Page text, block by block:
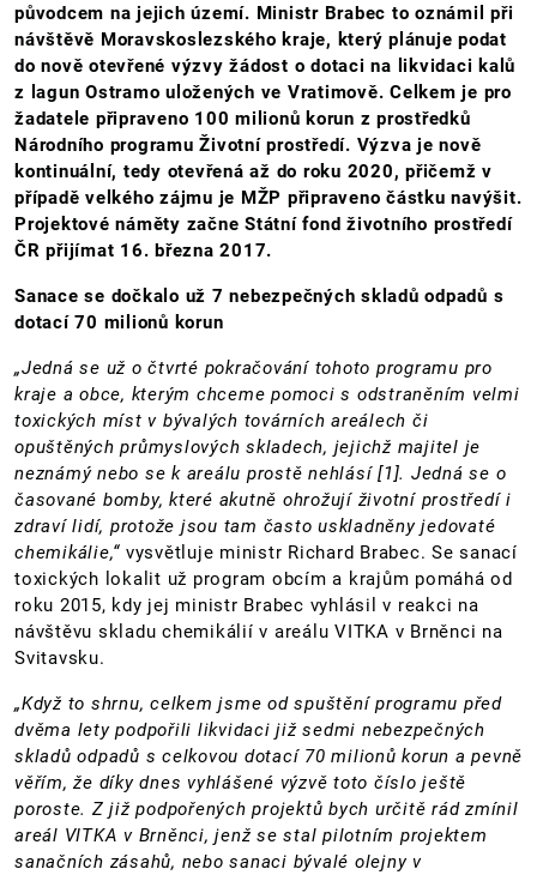
původcem na jejich území. Ministr Brabec to oznámil při
návštěvě Moravskoslezského kraje, který plánuje podat
do nově otevřené výzvy žádost o dotaci na likvidaci kalů
z lagun Ostramo uložených ve Vratimově. Celkem je pro
žadatele připraveno 100 milionů korun z prostředků
Národního programu Životní prostředí. Výzva je nově
kontinuální, tedy otevřená až do roku 2020, přičemž v
případě velkého zájmu je MŽP připraveno částku navýšit.
Projektové náměty začne Státní fond životního prostředí
ČR přijímat 16. března 2017.
Sanace se dočkalo už 7 nebezpečných skladů odpadů s
dotací 70 milionů korun
„Jedná se už o čtvrté pokračování tohoto programu pro
kraje a obce, kterým chceme pomoci s odstraněním velmi
toxických míst v bývalých továrních areálech či
opuštěných průmyslových skladech, jejichž majitel je
neznámý nebo se k areálu prostě nehlásí [1]. Jedná se o
časované bomby, které akutně ohrožují životní prostředí i
zdraví lidí, protože jsou tam často uskladněny jedovaté
chemikálie,“ vysvětluje ministr Richard Brabec. Se sanací
toxických lokalit už program obcím a krajům pomáhá od
roku 2015, kdy jej ministr Brabec vyhlásil v reakci na
návštěvu skladu chemikálií v areálu VITKA v Brněnci na
Svitavsku.
„Když to shrnu, celkem jsme od spuštění programu před
dvěma lety podpořili likvidaci již sedmi nebezpečných
skladů odpadů s celkovou dotací 70 milionů korun a pevně
věřím, že díky dnes vyhlášené výzvě toto číslo ještě
poroste. Z již podpořených projektů bych určitě rád zmínil
areál VITKA v Brněnci, jenž se stal pilotním projektem
sanačních zásahů, nebo sanaci bývalé olejny v